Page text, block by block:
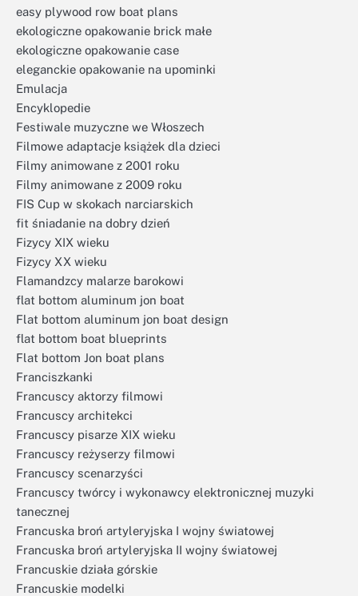
easy plywood row boat plans
ekologiczne opakowanie brick małe
ekologiczne opakowanie case
eleganckie opakowanie na upominki
Emulacja
Encyklopedie
Festiwale muzyczne we Włoszech
Filmowe adaptacje książek dla dzieci
Filmy animowane z 2001 roku
Filmy animowane z 2009 roku
FIS Cup w skokach narciarskich
fit śniadanie na dobry dzień
Fizycy XIX wieku
Fizycy XX wieku
Flamandzcy malarze barokowi
flat bottom aluminum jon boat
Flat bottom aluminum jon boat design
flat bottom boat blueprints
Flat bottom Jon boat plans
Franciszkanki
Francuscy aktorzy filmowi
Francuscy architekci
Francuscy pisarze XIX wieku
Francuscy reżyserzy filmowi
Francuscy scenarzyści
Francuscy twórcy i wykonawcy elektronicznej muzyki
tanecznej
Francuska broń artyleryjska I wojny światowej
Francuska broń artyleryjska II wojny światowej
Francuskie działa górskie
Francuskie modelki